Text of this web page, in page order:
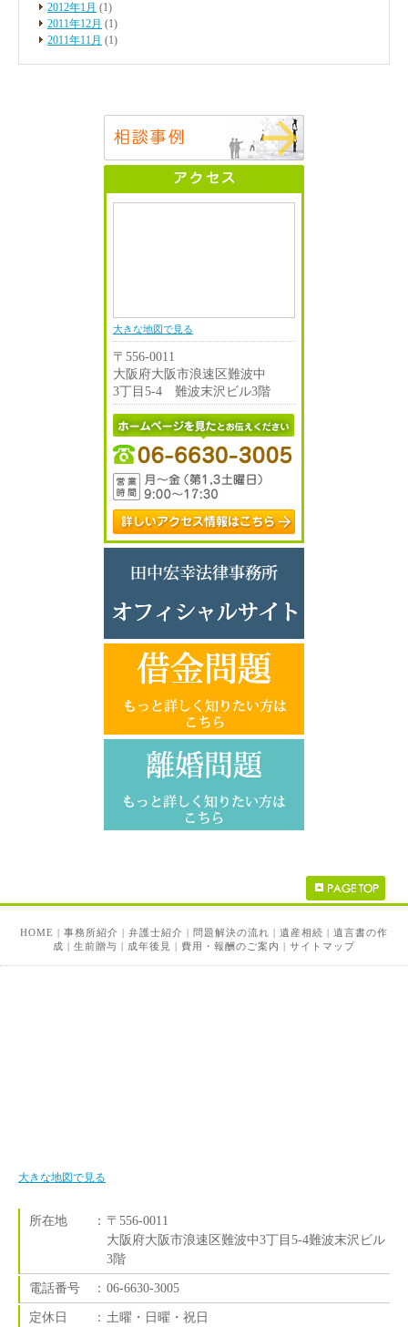
2012年1月 (1)
2011年12月 (1)
2011年11月 (1)
大きな地図で見る
〒556-0011
大阪府大阪市浪速区難波中
3丁目5-4 難波末沢ビル3階
HOME | 事務所紹介 | 弁護士紹介 | 問題解決の流れ | 遺産相続 | 遺言書の作
成 | 生前贈与 | 成年後見 | 費用・報酬のご案内 | サイトマップ
大きな地図で見る
所在地 ： 〒556-0011
大阪府大阪市浪速区難波中3丁目5-4難波末沢ビル
3階
電話番号
： 06-6630-3005
定休日
： 土曜・日曜・祝日